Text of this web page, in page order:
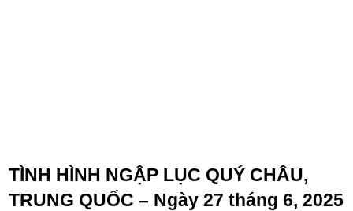
TÌNH HÌNH NGẬP LỤC QUÝ CHÂU,
TRUNG QUỐC – Ngày 27 tháng 6, 2025